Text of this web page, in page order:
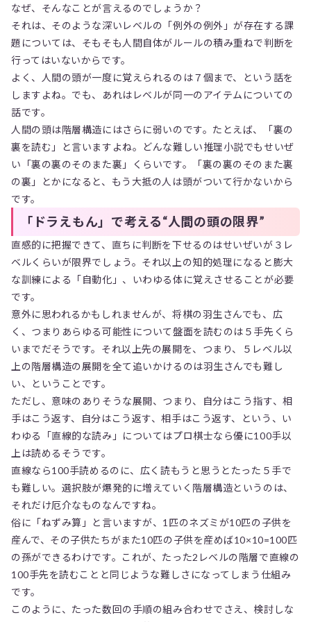
なぜ、そんなことが言えるのでしょうか？
それは、そのような深いレベルの「例外の例外」が存在する課
題については、そもそも人間自体がルールの積み重ねで判断を
行ってはいないからです。
よく、人間の頭が一度に覚えられるのは７個まで、という話を
しますよね。でも、あれはレベルが同一のアイテムについての
話です。
人間の頭は階層構造にはさらに弱いのです。たとえば、「裏の
裏を読む」と言いますよね。どんな難しい推理小説でもせいぜ
い「裏の裏のそのまた裏」くらいです。「裏の裏のそのまた裏
の裏」とかになると、もう大抵の人は頭がついて行かないから
です。
「ドラえもん」で考える“人間の頭の限界”
直感的に把握できて、直ちに判断を下せるのはせいぜいが３レ
ベルくらいが限界でしょう。それ以上の知的処理になると膨大
な訓練による「自動化」、いわゆる体に覚えさせることが必要
です。
意外に思われるかもしれませんが、将棋の羽生さんでも、広
く、つまりあらゆる可能性について盤面を読むのは５手先くら
いまでだそうです。それ以上先の展開を、つまり、５レベル以
上の階層構造の展開を全て追いかけるのは羽生さんでも難し
い、ということです。
ただし、意味のありそうな展開、つまり、自分はこう指す、相
手はこう返す、自分はこう返す、相手はこう返す、という、い
わゆる「直線的な読み」についてはプロ棋士なら優に100手以
上は読めるそうです。
直線なら100手読めるのに、広く読もうと思うとたった５手で
も難しい。選択肢が爆発的に増えていく階層構造というのは、
それだけ厄介なものなんですね。
俗に「ねずみ算」と言いますが、1匹のネズミが10匹の子供を
産んで、その子供たちがまた10匹の子供を産めば10×10=100匹
の孫ができるわけです。これが、たった2レベルの階層で直線の
100手先を読むことと同じような難しさになってしまう仕組み
です。
このように、たった数回の手順の組み合わせでさえ、検討しな